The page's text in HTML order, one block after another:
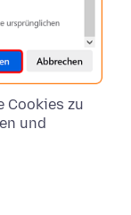
Cookies zu
und